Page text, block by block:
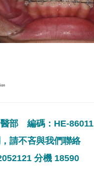
部 編碼：HE-86011
請不吝與我們聯絡
分機 18590